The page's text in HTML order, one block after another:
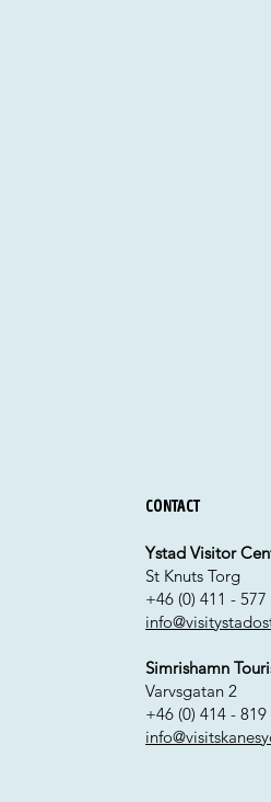
Contact
Ystad Visitor
St Knuts Torg
+46 (0) 411 - 577
Simrishamn
Varvsgatan 2
+46 (0) 414 - 819